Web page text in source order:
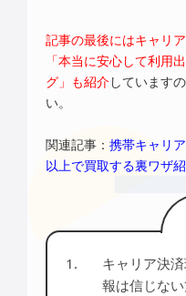
記事の最後にはキャリ
「本当に安心して利用
グ」も紹介しています
い。
関連記事： 携帯キャリ
以上で買取する裏ワザ
キャリア決
報は信じな